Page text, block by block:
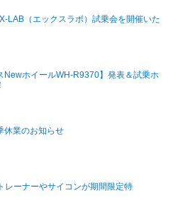
LAB（エックスラボ）試乗会を開催いた
NewホイールWH-R9370】発表＆試乗ホ
休業のお知らせ
レーナーやサイコンが期間限定特